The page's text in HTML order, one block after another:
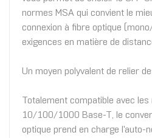
normes MSA qui convient le
connexion à fibre optique
exigences en matière de
Un moyen polyvalent de relier
Totalement compatible avec
10/100/1000 Base-T, le
optique prend en charge l'auto-